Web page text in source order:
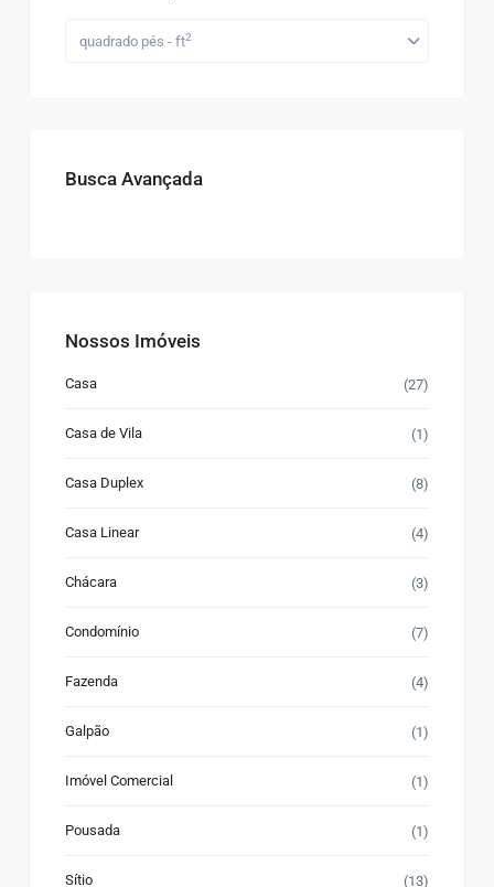
quadrado pés - ft2
Busca Avançada
Nossos Imóveis
Casa (27)
Casa de Vila (1)
Casa Duplex (8)
Casa Linear (4)
Chácara (3)
Condomínio (7)
Fazenda (4)
Galpão (1)
Imóvel Comercial (1)
Pousada (1)
Sítio (13)